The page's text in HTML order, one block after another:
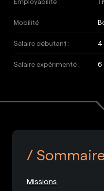
Mobilité :
Salaire débutant : 4
Salaire expérimenté : 6
Missions